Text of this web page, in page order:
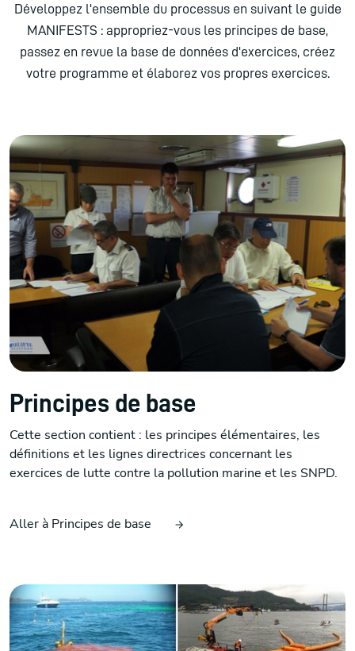
Développez l'ensemble du processus en suivant le guide
MANIFESTS : appropriez-vous les principes de base,
passez en revue la base de données d'exercices, créez
votre programme et élaborez vos propres exercices.
Principes de base
Cette section contient : les principes élémentaires, les
définitions et les lignes directrices concernant les
exercices de lutte contre la pollution marine et les SNPD.
Aller à Principes de base